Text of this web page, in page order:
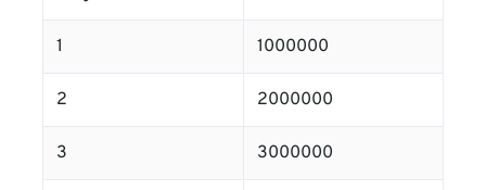
1 1000000
2 2000000
3 3000000